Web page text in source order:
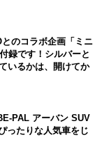
のコラボ企画「ミニ
録です！シルバーと
いるかは、開けてか
PAL アーバン SUV
ったりな人気車をじ